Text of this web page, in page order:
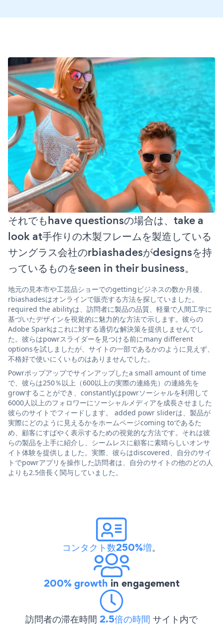
それでもhave questionsの場合は、take a
look at手作りの木製フレームを製造している
サングラス会社のrbiashadesがdesignsを持
っているものをseen in their business。
地元の見本市や工芸品ショーでのgettingビジネスの数か月後、
rbiashadesはオンラインで販売する方法を探していました。
required the abilityは、訪問者に製品の品質、軽量で人間工学に
基づいたデザインを視覚的に魅力的な方法で示します。彼らの
Adobe Sparkはこれに対する適切な解決策を提供しませんでし
た。彼らはpowrスライダーを見つける前にmany different
optionsを試しましたが、サイトの一部であるかのように見えず、
不格好で使いにくいものはありませんでした。
Powrポップアップでサインアップしたa small amount of time
で、彼らは250％以上（600以上の実際の連絡先）の連絡先を
growすることができ、constantlyはpowrソーシャルを利用して
6000人以上のフォロワーにソーシャルメディアを成長させました
彼らのサイトでフィードします。 added powr sliderは、製品が
実際にどのように見えるかをホームページcoming toであるた
め、顧客にすばやく表示するための視覚的な方法です。それは彼
らの製品を上手に紹介し、シームレスに顧客に素晴らしいオンサ
イト体験を提供しました。実際、彼らはdiscovered、自分のサイ
トでpowrアプリを操作した訪問者は、自分のサイトの他のどの人
よりも2.5倍長く関与していました。
コンタクト数250%増。
200% growth in engagement
訪問者の滞在時間 2.5倍の時間 サイト内で